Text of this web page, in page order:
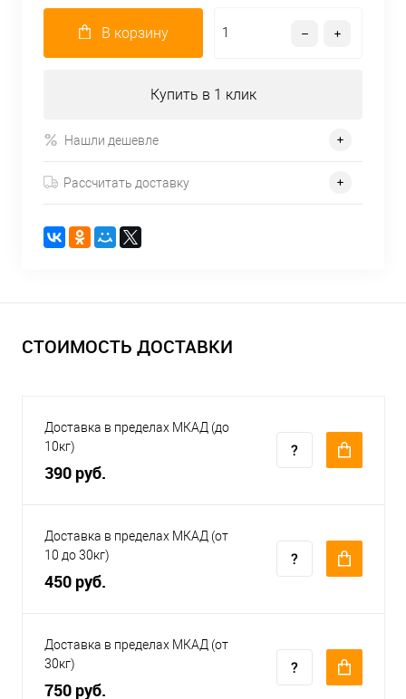
В корзину
Купить в 1 клик
Нашли дешевле
Рассчитать доставку
СТОИМОСТЬ ДОСТАВКИ
Доставка в пределах МКАД (до
10кг)
390 руб.
Доставка в пределах МКАД (от
10 до 30кг)
450 руб.
Доставка в пределах МКАД (от
30кг)
750 руб.